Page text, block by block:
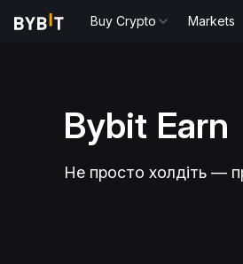
Buy Crypto Markets
Bybit Earn
Не просто холдіть —
щоб
до 4%!